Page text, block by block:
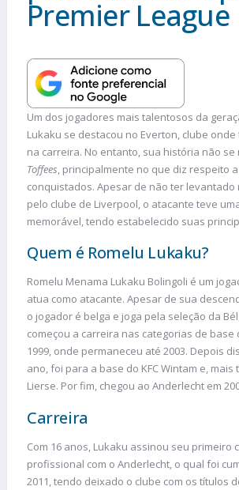
Premier League
Um dos jogadores mais talentosos da
Lukaku se destacou no Everton, clube
na carreira. No entanto, sua história não se
Toffees, principalmente no que diz respeito
conquistados. Apesar de não ter
pelo clube de Liverpool, o atacante teve
memorável, tendo estabelecido suas
Quem é Romelu Lukaku?
Romelu Menama Lukaku Bolingoli é um
atua como atacante. Apesar de sua
o jogador é belga e joga pela seleção da
começou a carreira nas categorias de base
1999, onde permaneceu até 2003. Depois
ano, foi para a base do KFC Wintam e,
Lierse. Por fim, chegou ao Anderlecht em
Carreira
Com 16 anos, Lukaku assinou seu primeiro
profissional com o Anderlecht, o qual foi
2011, tendo deixado o clube com os títulos